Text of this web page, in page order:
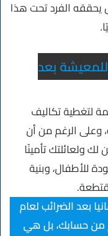
يحققه الفرد تحت هذا
بعد
لتغطية تكاليف
وعلى الرغم من أن
ولعائلتك تأمينًا
للأطفال، وبنية
بعد الضرائب لعام
من حسابك، بل هي